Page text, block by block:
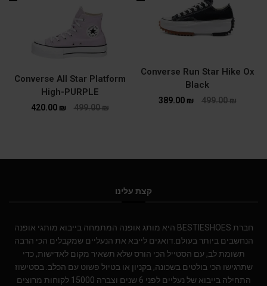
Converse Run Star Hike Ox
Black
499.00₪
389.00 ₪
Converse All Star Platform
High-PURPLE
499.00₪
420.00 ₪
קצת עלינו
חברת BESTIESHOES היא מותג אופנה המתמחה בייבוא מותגי אופנה
הנחשבים ביותר בעולם.דואגים לייבא את הנעליים שמקבלים הכי הרבה
תשומת לב, עם הסטייל הכי הורס שלא תשאיר מקום לאדישות, כדי
שתרגישו הכי בולטים בשכונה, בקניון או בטיול פשוט עם הכלב. בסטישוז
התחילה בייבוא של נעליים לפני 6 שנים וצברה 15000 לקוחות מרוצים